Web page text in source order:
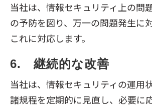
当社は、情報セキュリティ上の問
の予防を図り、万一の問題発生に
これに対応します。
6.　継続的な改善
当社は、情報セキュリティの運用
諸規程を定期的に見直し、必要に